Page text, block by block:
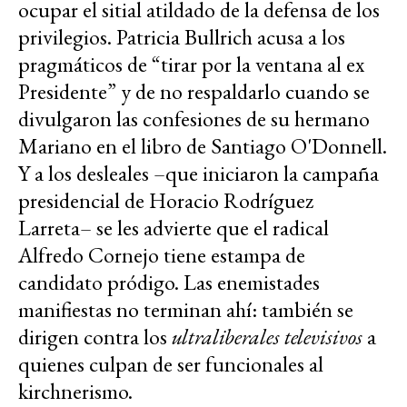
ocupar el sitial atildado de la defensa de los
privilegios. Patricia Bullrich acusa a los
pragmáticos de “tirar por la ventana al ex
Presidente” y de no respaldarlo cuando se
divulgaron las confesiones de su hermano
Mariano en el libro de Santiago O'Donnell.
Y a los desleales –que iniciaron la campaña
presidencial de Horacio Rodríguez
Larreta– se les advierte que el radical
Alfredo Cornejo tiene estampa de
candidato pródigo. Las enemistades
manifiestas no terminan ahí: también se
dirigen contra losultraliberales televisivosa
quienes culpan de ser funcionales al
kirchnerismo.